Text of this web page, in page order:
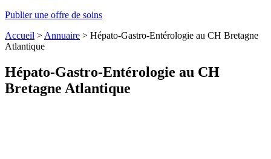
Publier une offre de soins
Accueil > Annuaire > Hépato-Gastro-Entérologie au CH Bretagne
Atlantique
Hépato-Gastro-Entérologie au CH
Bretagne Atlantique